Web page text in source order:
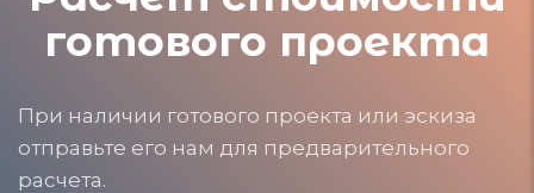
готового проекта
При наличии готового проекта или эскиза
отправьте его нам для предварительного
расчета.